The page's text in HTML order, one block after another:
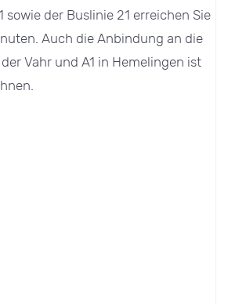
sowie der Buslinie 21 erreichen Sie
Auch die Anbindung an die
Vahr und A1 in Hemelingen ist